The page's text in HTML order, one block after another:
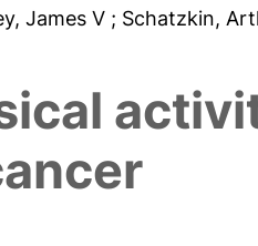
James V ; Schatzkin,